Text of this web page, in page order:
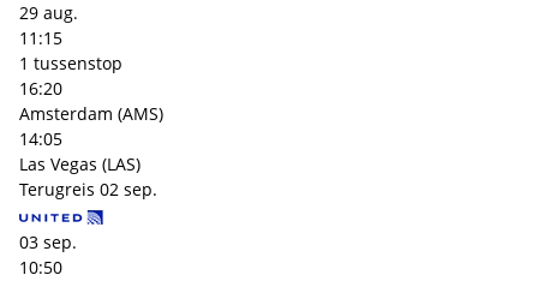
29 aug.
11:15
1 tussenstop
16:20
Amsterdam (AMS)
14:05
Las Vegas (LAS)
Terugreis 02 sep.
03 sep.
10:50